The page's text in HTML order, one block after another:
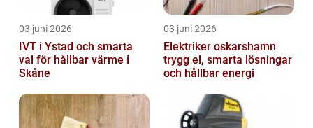
03 juni 2026
IVT i Ystad och smarta
val för hållbar värme i
Skåne
03 juni 2026
Elektriker oskarshamn
trygg el, smarta lösningar
och hållbar energi